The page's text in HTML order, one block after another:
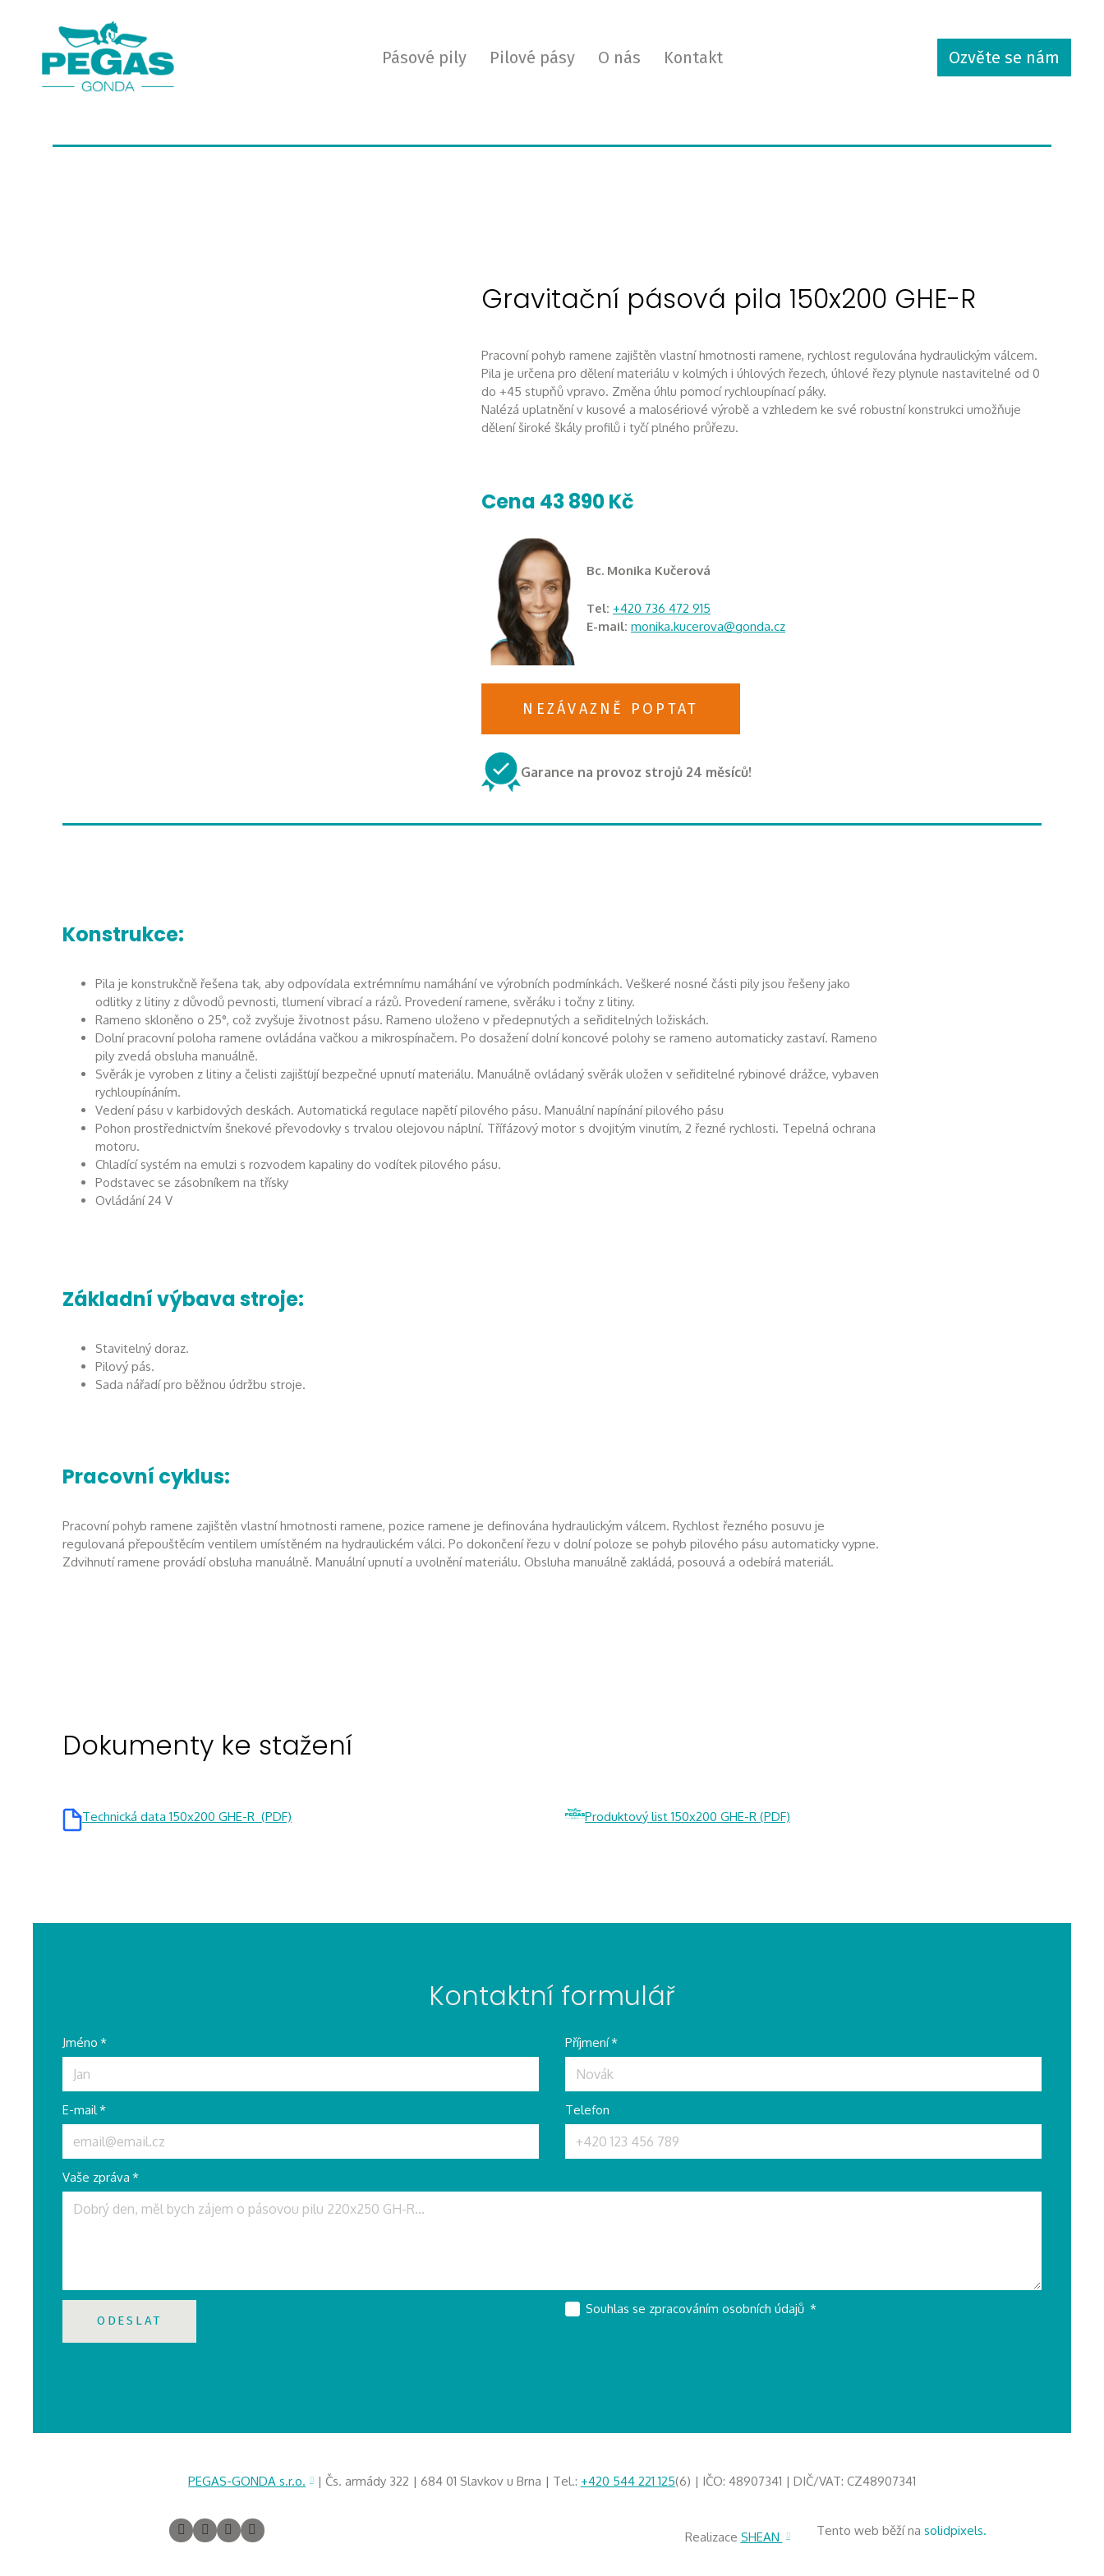
Pásové pily Pilové pásy O nás Kontakt Ozvěte se nám
Gravitační pásová pila 150x200 GHE-R
Pracovní pohyb ramene zajištěn vlastní hmotnosti ramene, rychlost regulována hydraulickým válcem.
Pila je určena pro dělení materiálu v kolmých i úhlových řezech, úhlové řezy plynule nastavitelné od 0
do +45 stupňů vpravo. Změna úhlu pomocí rychloupínací páky.
Nalézá uplatnění v kusové a malosériové výrobě a vzhledem ke své robustní konstrukci umožňuje
dělení široké škály profilů i tyčí plného průřezu.
Cena 43 890 Kč
Bc. Monika Kučerová
Tel: +420 736 472 915
E-mail: monika.kucerova@gonda.cz
NEZÁVAZNĚ POPTAT
Garance na provoz strojů 24 měsíců!
Konstrukce:
Pila je konstrukčně řešena tak, aby odpovídala extrémnímu namáhání ve výrobních podmínkách. Veškeré nosné části pily jsou řešeny jako
odlitky z litiny z důvodů pevnosti, tlumení vibrací a rázů. Provedení ramene, svěráku i točny z litiny.
Rameno skloněno o 25°, což zvyšuje životnost pásu. Rameno uloženo v předepnutých a seřiditelných ložiskách.
Dolní pracovní poloha ramene ovládána vačkou a mikrospínačem. Po dosažení dolní koncové polohy se rameno automaticky zastaví. Rameno
pily zvedá obsluha manuálně.
Svěrák je vyroben z litiny a čelisti zajišťují bezpečné upnutí materiálu. Manuálně ovládaný svěrák uložen v seřiditelné rybinové drážce, vybaven
rychloupínáním.
Vedení pásu v karbidových deskách. Automatická regulace napětí pilového pásu. Manuální napínání pilového pásu
Pohon prostřednictvím šnekové převodovky s trvalou olejovou náplní. Třífázový motor s dvojitým vinutím, 2 řezné rychlosti. Tepelná ochrana
motoru.
Chladící systém na emulzi s rozvodem kapaliny do vodítek pilového pásu.
Podstavec se zásobníkem na třísky
Ovládání 24 V
Základní výbava stroje:
Stavitelný doraz.
Pilový pás.
Sada nářadí pro běžnou údržbu stroje.
Pracovní cyklus:
Pracovní pohyb ramene zajištěn vlastní hmotnosti ramene, pozice ramene je definována hydraulickým válcem. Rychlost řezného posuvu je
regulovaná přepouštěcím ventilem umístěném na hydraulickém válci. Po dokončení řezu v dolní poloze se pohyb pilového pásu automaticky vypne.
Zdvihnutí ramene provádí obsluha manuálně. Manuální upnutí a uvolnění materiálu. Obsluha manuálně zakládá, posouvá a odebírá materiál.
Dokumenty ke stažení
Technická data 150x200 GHE-R (PDF) Produktový list 150x200 GHE-R (PDF)
Kontaktní formulář
Jméno * Příjmení*
E-mail* Telefon
Vaše zpráva *
ODESLAT
Souhlas se zpracováním osobních údajů *
PEGAS-GONDA s.r.o. | Čs. armády 322 | 684 01 Slavkov u Brna | Tel.: +420 544 221 125(6) | IČO: 48907341 | DIČ/VAT: CZ48907341
Realizace SHEAN Tento web běží na solidpixels.